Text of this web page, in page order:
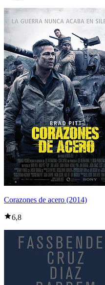
Corazones de acero (2014)
6,8